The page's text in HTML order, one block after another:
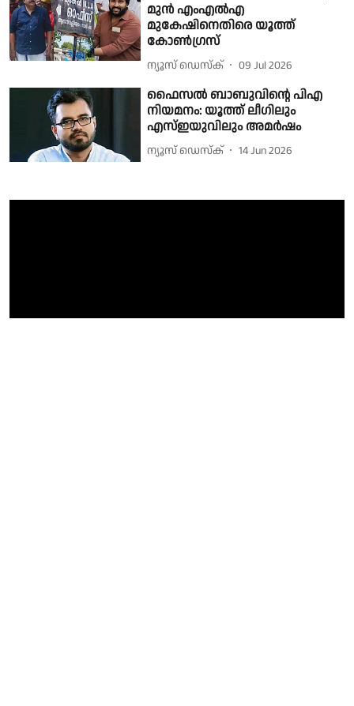
മുൻ എംഎൽഎ
മുകേഷിനെതിരെ യൂത്ത്
കോൺഗ്രസ്
ന്യൂസ് ഡെസ്ക് 09 Jul 2026
ഫൈസൽ ബാബുവിന്റെ പിഎ
നിയമനം: യൂത്ത് ലീഗിലും
എസ്ഇയുവിലും അമർഷം
ന്യൂസ് ഡെസ്ക് 14 Jun 2026